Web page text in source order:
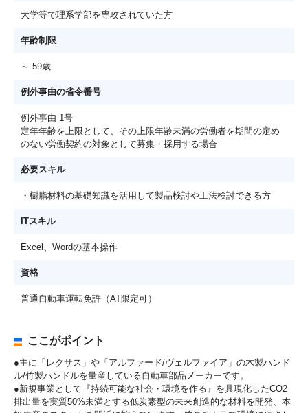
大学等で理系学部を専攻されていた方
年齢制限
～ 59歳
例外事由の省令番号
例外事由 1号
定年年齢を上限として、その上限年齢未満の労働者を期間の定め
のない労働契約の対象として募集・採用する場合
必要スキル
・樹脂材料の基礎知識を活用して製品検討や工法検討できる方
ITスキル
Excel、Wordの基本操作
資格
普通自動車運転免許（AT限定可）
ここがポイント
●主に「レクサス」や「アルファード/ヴェルファイア」の木製ハンド
ル/竹製ハンドルを量産している自動車部品メーカーです。
●新規事業として『持続可能な社会・環境を作る』を具現化したCO2
排出量を実質50%未満とする低炭素型の未来創造的な材料を開発、本